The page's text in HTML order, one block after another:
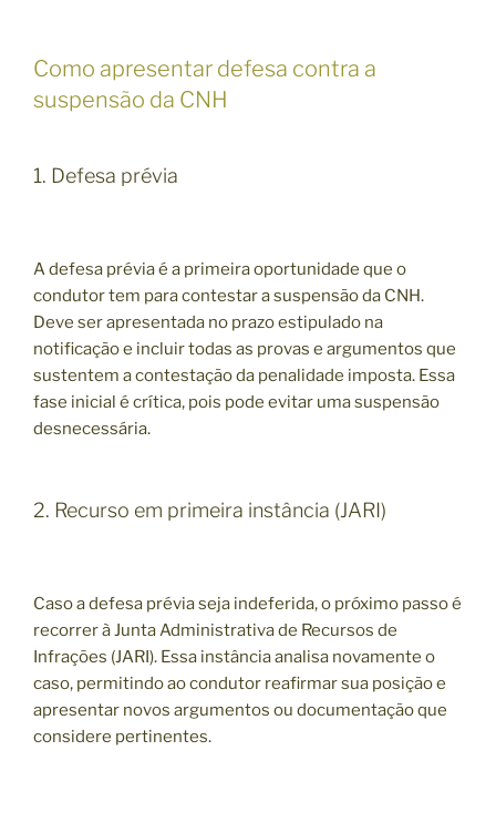
Como apresentar defesa contra a
suspensão da CNH
1. Defesa prévia
A defesa prévia é a primeira oportunidade que o
condutor tem para contestar a suspensão da CNH.
Deve ser apresentada no prazo estipulado na
notificação e incluir todas as provas e argumentos que
sustentem a contestação da penalidade imposta. Essa
fase inicial é crítica, pois pode evitar uma suspensão
desnecessária.
2. Recurso em primeira instância (JARI)
Caso a defesa prévia seja indeferida, o próximo passo é
recorrer à Junta Administrativa de Recursos de
Infrações (JARI). Essa instância analisa novamente o
caso, permitindo ao condutor reafirmar sua posição e
apresentar novos argumentos ou documentação que
considere pertinentes.